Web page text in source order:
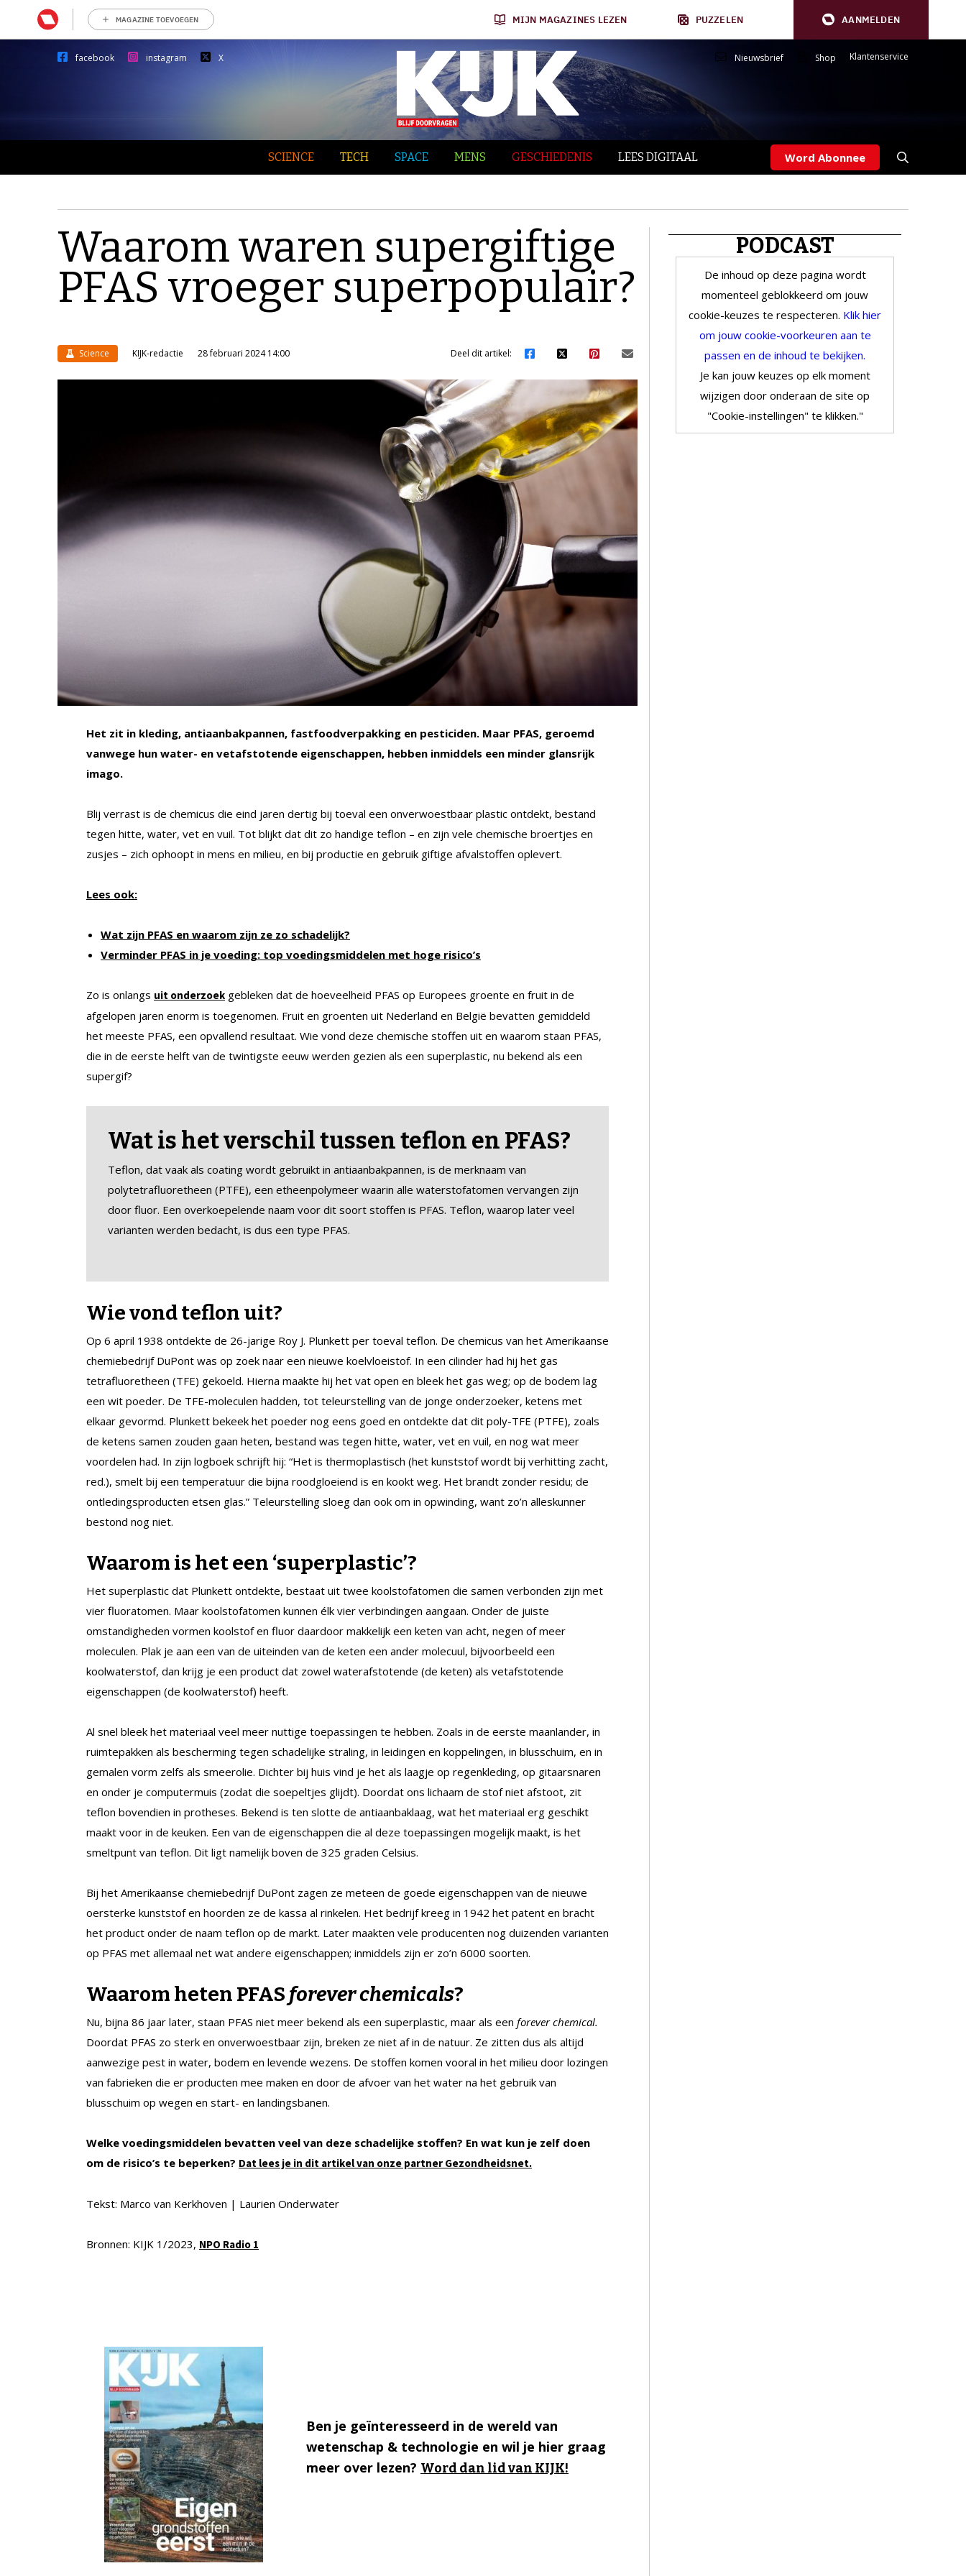
MAGAZINE TOEVOEGEN MIJN MAGAZINES LEZEN PUZZELEN AANMELDEN
facebook instagram X Nieuwsbrief Shop Klantenservice
SCIENCE TECH SPACE MENS GESCHIEDENIS LEES DIGITAAL Word Abonnee
Waarom waren supergiftige
PFAS vroeger superpopulair?
Science KIJK-redactie 28 februari 2024 14:00 Deel dit artikel:
Het zit in kleding, antiaanbakpannen, fastfoodverpakking en pesticiden. Maar PFAS, geroemd
vanwege hun water- en vetafstotende eigenschappen, hebben inmiddels een minder glansrijk
imago.
Blij verrast is de chemicus die eind jaren dertig bij toeval een onverwoestbaar plastic ontdekt, bestand
tegen hitte, water, vet en vuil. Tot blijkt dat dit zo handige teflon – en zijn vele chemische broertjes en
zusjes – zich ophoopt in mens en milieu, en bij productie en gebruik giftige afvalstoffen oplevert.
Lees ook:
Wat zijn PFAS en waarom zijn ze zo schadelijk?
Verminder PFAS in je voeding: top voedingsmiddelen met hoge risico’s
Zo is onlangs uit onderzoek gebleken dat de hoeveelheid PFAS op Europees groente en fruit in de
afgelopen jaren enorm is toegenomen. Fruit en groenten uit Nederland en België bevatten gemiddeld
het meeste PFAS, een opvallend resultaat. Wie vond deze chemische stoffen uit en waarom staan PFAS,
die in de eerste helft van de twintigste eeuw werden gezien als een superplastic, nu bekend als een
supergif?
Wat is het verschil tussen teflon en PFAS?
Teflon, dat vaak als coating wordt gebruikt in antiaanbakpannen, is de merknaam van
polytetrafluoretheen (PTFE), een etheenpolymeer waarin alle waterstofatomen vervangen zijn
door fluor. Een overkoepelende naam voor dit soort stoffen is PFAS. Teflon, waarop later veel
varianten werden bedacht, is dus een type PFAS.
Wie vond teflon uit?
Op 6 april 1938 ontdekte de 26-jarige Roy J. Plunkett per toeval teflon. De chemicus van het Amerikaanse
chemiebedrijf DuPont was op zoek naar een nieuwe koelvloeistof. In een cilinder had hij het gas
tetrafluoretheen (TFE) gekoeld. Hierna maakte hij het vat open en bleek het gas weg; op de bodem lag
een wit poeder. De TFE-moleculen hadden, tot teleurstelling van de jonge onderzoeker, ketens met
elkaar gevormd. Plunkett bekeek het poeder nog eens goed en ontdekte dat dit poly-TFE (PTFE), zoals
de ketens samen zouden gaan heten, bestand was tegen hitte, water, vet en vuil, en nog wat meer
voordelen had. In zijn logboek schrijft hij: “Het is thermoplastisch (het kunststof wordt bij verhitting zacht,
red.), smelt bij een temperatuur die bijna roodgloeiend is en kookt weg. Het brandt zonder residu; de
ontledingsproducten etsen glas.” Teleurstelling sloeg dan ook om in opwinding, want zo’n alleskunner
bestond nog niet.
Waarom is het een ‘superplastic’?
Het superplastic dat Plunkett ontdekte, bestaat uit twee koolstofatomen die samen verbonden zijn met
vier fluoratomen. Maar koolstofatomen kunnen élk vier verbindingen aangaan. Onder de juiste
omstandigheden vormen koolstof en fluor daardoor makkelijk een keten van acht, negen of meer
moleculen. Plak je aan een van de uiteinden van de keten een ander molecuul, bijvoorbeeld een
koolwaterstof, dan krijg je een product dat zowel waterafstotende (de keten) als vetafstotende
eigenschappen (de koolwaterstof) heeft.
Al snel bleek het materiaal veel meer nuttige toepassingen te hebben. Zoals in de eerste maanlander, in
ruimtepakken als bescherming tegen schadelijke straling, in leidingen en koppelingen, in blusschuim, en in
gemalen vorm zelfs als smeerolie. Dichter bij huis vind je het als laagje op regenkleding, op gitaarsnaren
en onder je computermuis (zodat die soepeltjes glijdt). Doordat ons lichaam de stof niet afstoot, zit
teflon bovendien in protheses. Bekend is ten slotte de antiaanbaklaag, wat het materiaal erg geschikt
maakt voor in de keuken. Een van de eigenschappen die al deze toepassingen mogelijk maakt, is het
smeltpunt van teflon. Dit ligt namelijk boven de 325 graden Celsius.
Bij het Amerikaanse chemiebedrijf DuPont zagen ze meteen de goede eigenschappen van de nieuwe
oersterke kunststof en hoorden ze de kassa al rinkelen. Het bedrijf kreeg in 1942 het patent en bracht
het product onder de naam teflon op de markt. Later maakten vele producenten nog duizenden varianten
op PFAS met allemaal net wat andere eigenschappen; inmiddels zijn er zo’n 6000 soorten.
Waarom heten PFAS forever chemicals?
Nu, bijna 86 jaar later, staan PFAS niet meer bekend als een superplastic, maar als een forever chemical.
Doordat PFAS zo sterk en onverwoestbaar zijn, breken ze niet af in de natuur. Ze zitten dus als altijd
aanwezige pest in water, bodem en levende wezens. De stoffen komen vooral in het milieu door lozingen
van fabrieken die er producten mee maken en door de afvoer van het water na het gebruik van
blusschuim op wegen en start- en landingsbanen.
Welke voedingsmiddelen bevatten veel van deze schadelijke stoffen? En wat kun je zelf doen
om de risico’s te beperken? Dat lees je in dit artikel van onze partner Gezondheidsnet.
Tekst: Marco van Kerkhoven | Laurien Onderwater
Bronnen: KIJK 1/2023, NPO Radio 1
Ben je geïnteresseerd in de wereld van
wetenschap & technologie en wil je hier graag
meer over lezen? Word dan lid van KIJK!
PODCAST
De inhoud op deze pagina wordt
momenteel geblokkeerd om jouw
cookie-keuzes te respecteren. Klik hier
om jouw cookie-voorkeuren aan te
passen en de inhoud te bekijken.
Je kan jouw keuzes op elk moment
wijzigen door onderaan de site op
"Cookie-instellingen" te klikken."